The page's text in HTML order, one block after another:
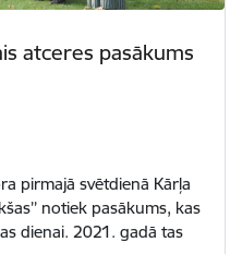
atceres pasākums
pirmajā svētdienā Kārļa
notiek pasākums, kas
dienai. 2021. gadā tas